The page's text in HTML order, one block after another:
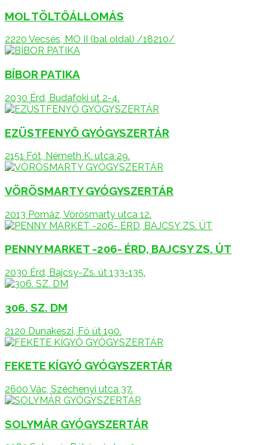
MOL TÖLTŐÁLLOMÁS
2220 Vecsés, MO II (bal oldal) /18210/
BÍBOR PATIKA
2030 Érd, Budafoki út 2-4.
EZÜSTFENYŐ GYÓGYSZERTÁR
2151 Fót, Németh K. utca 29.
VÖRÖSMARTY GYÓGYSZERTÁR
2013 Pomáz, Vörösmarty utca 12.
PENNY MARKET -206- ÉRD, BAJCSY ZS. ÚT
2030 Érd, Bajcsy-Zs. út 133-135.
306. SZ. DM
2120 Dunakeszi, Fő út 190.
FEKETE KÍGYÓ GYÓGYSZERTÁR
2600 Vác, Széchenyi utca 37.
SOLYMÁR GYÓGYSZERTÁR